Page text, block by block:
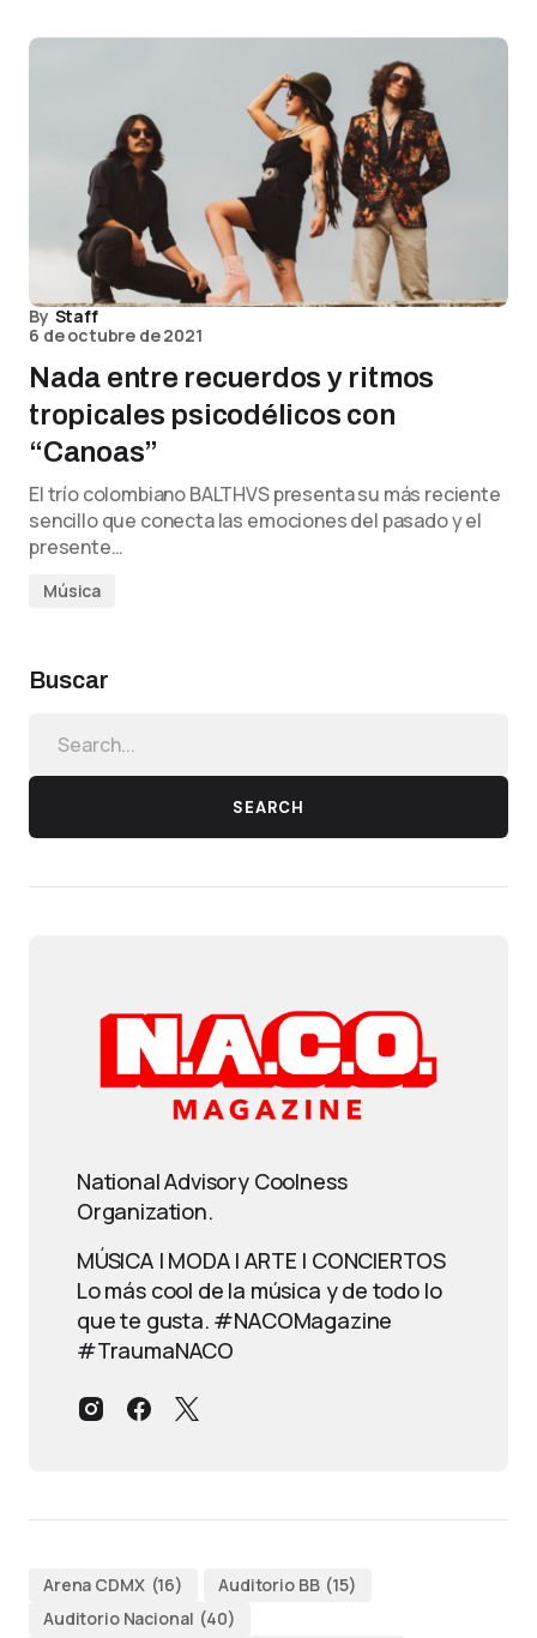
By Staff
6 de octubre de 2021
Nada entre recuerdos y ritmos
tropicales psicodélicos con
“Canoas”
El trío colombiano BALTHVS presenta su más reciente
sencillo que conecta las emociones del pasado y el
presente…
Música
Buscar
SEARCH
National Advisory Coolness
Organization.
MÚSICA | MODA | ARTE | CONCIERTOS
Lo más cool de la música y de todo lo
que te gusta. #NACOMagazine
#TraumaNACO
Arena CDMX (16) Auditorio BB (15)
Auditorio Nacional (40)